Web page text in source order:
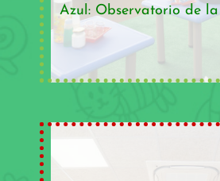
Azul: Observatorio de